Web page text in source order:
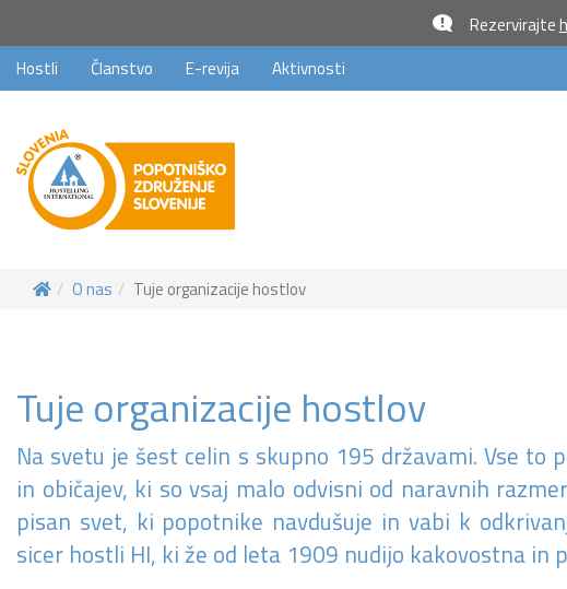
Rezervirajte
Hostli Članstvo E-revija Aktivnosti
O nas Tuje organizacije hostlov
Tuje organizacije hostlov
Na svetu je šest celin s skupno 195 državami. Vse
in običajev, ki so vsaj malo odvisni od naravnih
pisan svet, ki popotnike navdušuje in vabi k
sicer hostli HI, ki že od leta 1909 nudijo kakovostna in